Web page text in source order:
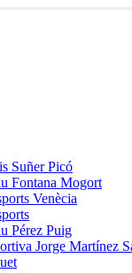
Suñer Picó
Fontana Mogort
Venècia
Pérez Puig
Jorge Martínez